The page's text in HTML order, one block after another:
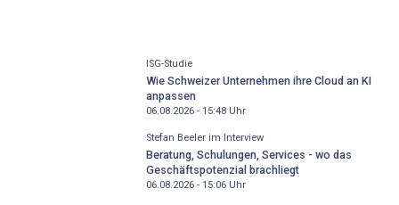
ISG-Studie
Wie Schweizer Unternehmen ihre Cloud an KI
anpassen
06.08.2026 - 15:48Uhr
Stefan Beeler im Interview
Beratung, Schulungen, Services - wo das
Geschäftspotenzial brachliegt
06.08.2026 - 15:06Uhr